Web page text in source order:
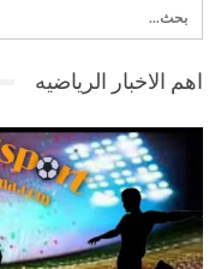
اهم الاخبار الرياضيه